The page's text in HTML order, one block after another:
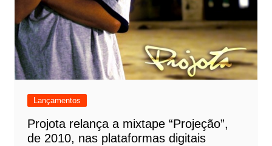
Lançamentos
Projota relança a mixtape “Projeção”,
de 2010, nas plataformas digitais